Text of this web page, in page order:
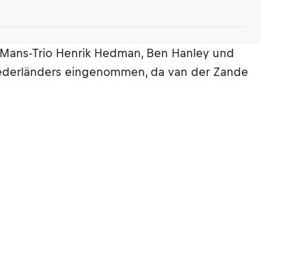
Trio Henrik Hedman, Ben Hanley und
eingenommen, da van der Zande